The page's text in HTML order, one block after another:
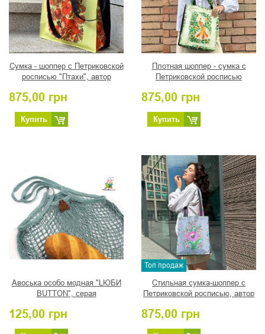
Сумка - шоппер с Петриковской
росписью "Птахи", автор
875,00 грн
Купить
Плотная шоппер - сумка с
Петриковской росписью
875,00 грн
Купить
Авоська особо модная "LЮБИ
BUTTON", серая
125,00 грн
Топ продаж
Стильная сумка-шоппер с
Петриковской росписью, автор
875,00 грн